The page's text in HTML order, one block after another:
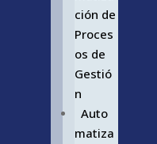
ción de
Proces
os de
Gestió
n
Auto
matiza